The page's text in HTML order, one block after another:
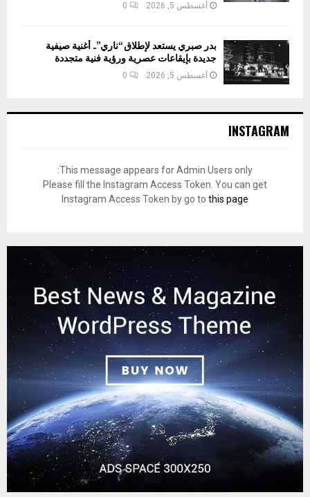
أغسطس 5, 2026 0
بدر صبري يستعد لإطلاق “ناري”.. أغنية صيفية
جديدة بإيقاعات عصرية ورؤية فنية متجددة
أغسطس 5, 2026 0
INSTAGRAM
This message appears for Admin Users only:
Please fill the Instagram Access Token. You can get
Instagram Access Token by go to this page